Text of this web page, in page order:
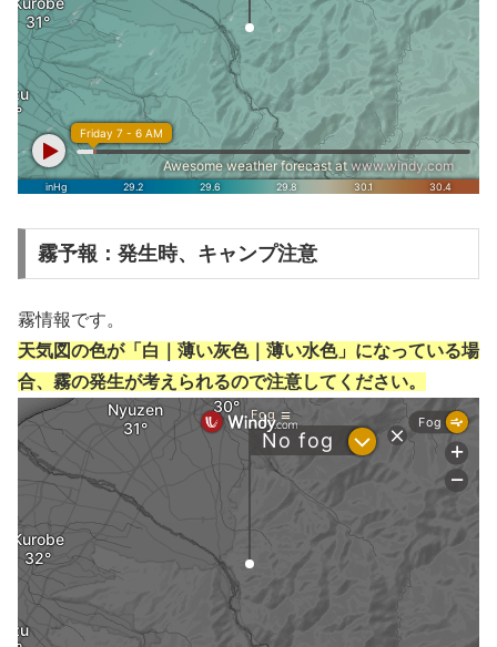
霧予報：発生時、キャンプ注意
霧情報です。
天気図の色が「白｜薄い灰色｜薄い水色」になっている場
合、霧の発生が考えられるので注意してください。